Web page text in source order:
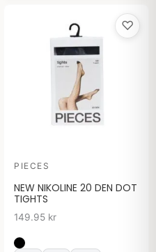
♡
PIECES
NEW NIKOLINE 20 DEN DOT
TIGHTS
149.95 kr